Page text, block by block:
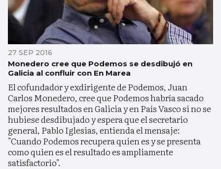
27 SEP 2016
Monedero cree que Podemos se desdibujó en
Galicia al confluir con En Marea
El cofundador y exdirigente de Podemos, Juan
Carlos Monedero, cree que Podemos habría sacado
mejores resultados en Galicia y en País Vasco si no se
hubiese desdibujado y espera que el secretario
general, Pablo Iglesias, entienda el mensaje:
"Cuando Podemos recupera quien es y se presenta
como quien es el resultado es ampliamente
satisfactorio".